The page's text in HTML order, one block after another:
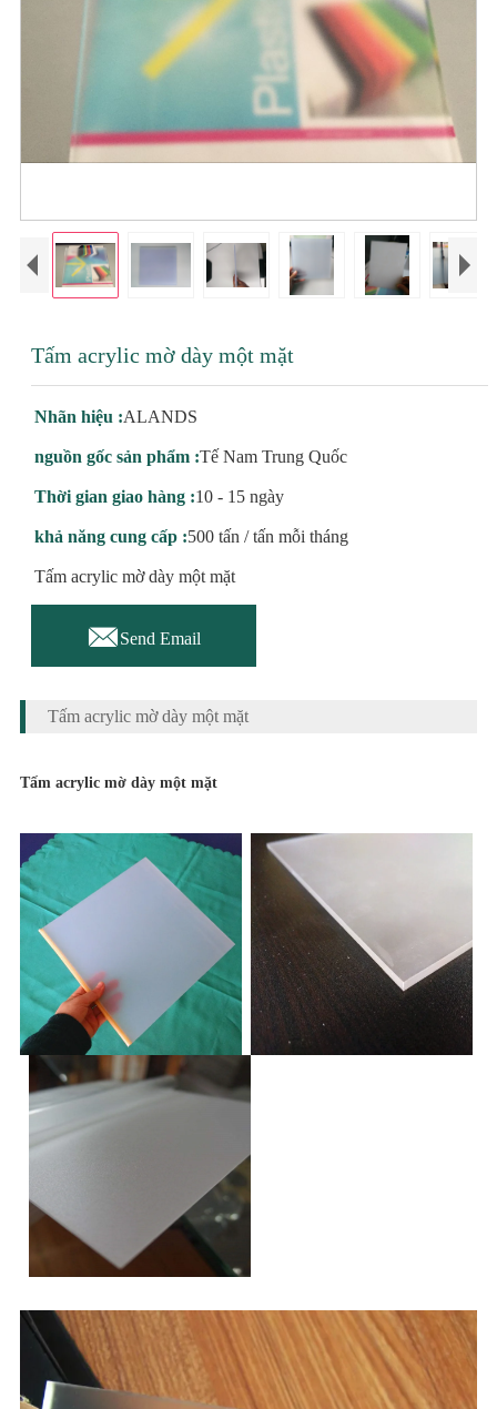
Tấm acrylic mờ dày một mặt
Nhãn hiệu :ALANDS
nguồn gốc sản phẩm :Tế Nam Trung Quốc
Thời gian giao hàng :10 - 15 ngày
khả năng cung cấp :500 tấn / tấn mỗi tháng
Tấm acrylic mờ dày một mặt
Send Email
Tấm acrylic mờ dày một mặt
Tấm acrylic mờ dày một mặt